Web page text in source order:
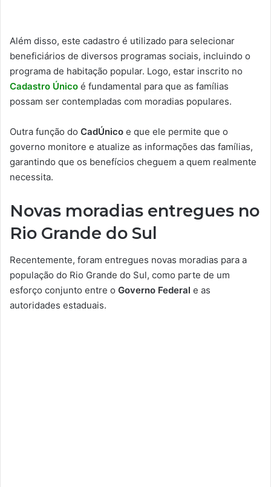
Além disso, este cadastro é utilizado para selecionar
beneficiários de diversos programas sociais, incluindo o
programa de habitação popular. Logo, estar inscrito no
Cadastro Único é fundamental para que as famílias
possam ser contempladas com moradias populares.
Outra função do CadÚnico e que ele permite que o
governo monitore e atualize as informações das famílias,
garantindo que os benefícios cheguem a quem realmente
necessita.
Novas moradias entregues no
Rio Grande do Sul
Recentemente, foram entregues novas moradias para a
população do Rio Grande do Sul, como parte de um
esforço conjunto entre o Governo Federal e as
autoridades estaduais.